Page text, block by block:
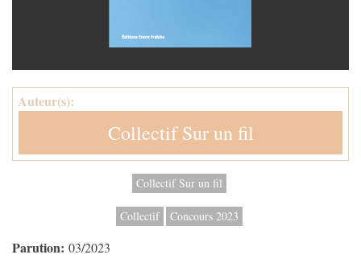
Auteur(s):
Collectif Sur un fil
Collectif Sur un fil
Collectif Concours 2023
Parution: 03/2023